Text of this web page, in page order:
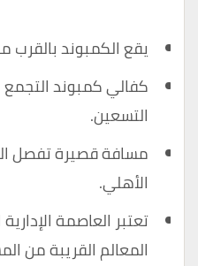
يقع الكمبوند
كفالي كمبوند
التسعين.
مسافة قصيرة تفصل
الأهلي.
تعتبر العاصمة
المعالم القريبة من